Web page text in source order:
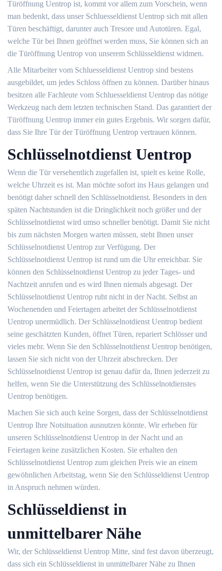
Türöffnung Uentrop ist, kommt vor allem zum Vorschein, wenn
man bedenkt, dass unser Schluesseldienst Uentrop sich mit allen
Türen beschäftigt, darunter auch Tresore und Autotüren. Egal,
welche Tür bei Ihnen geöffnet werden muss, Sie können sich an
die Türöffnung Uentrop von unserem Schlüsseldienst widmen.
Alle Mitarbeiter vom Schluesseldienst Uentrop sind bestens
ausgebildet, um jedes Schloss öffnen zu können. Darüber hinaus
besitzen alle Fachleute vom Schluesseldienst Uentrop das nötige
Werkzeug nach dem letzten technischen Stand. Das garantiert der
Türöffnung Uentrop immer ein gutes Ergebnis. Wir sorgen dafür,
dass Sie Ihre Tür der Türöffnung Uentrop vertrauen können.
Schlüsselnotdienst Uentrop
Wenn die Tür versehentlich zugefallen ist, spielt es keine Rolle,
welche Uhrzeit es ist. Man möchte sofort ins Haus gelangen und
benötigt daher schnell den Schlüsselnotdienst. Besonders in den
späten Nachtstunden ist die Dringlichkeit noch größer und der
Schlüsselnotdienst wird umso schneller benötigt. Damit Sie nicht
bis zum nächsten Morgen warten müssen, steht Ihnen unser
Schlüsselnotdienst Uentrop zur Verfügung. Der
Schlüsselnotdienst Uentrop ist rund um die Uhr erreichbar. Sie
können den Schlüsselnotdienst Uentrop zu jeder Tages- und
Nachtzeit anrufen und es wird Ihnen niemals abgesagt. Der
Schlüsselnotdienst Uentrop ruht nicht in der Nacht. Selbst an
Wochenenden und Feiertagen arbeitet der Schlüsselnotdienst
Uentrop unermüdlich. Der Schlüsselnotdienst Uentrop bedient
seine geschätzten Kunden, öffnet Türen, repariert Schlösser und
vieles mehr. Wenn Sie den Schlüsselnotdienst Uentrop benötigen,
lassen Sie sich nicht von der Uhrzeit abschrecken. Der
Schlüsselnotdienst Uentrop ist genau dafür da, Ihnen jederzeit zu
helfen, wenn Sie die Unterstützung des Schlüsselnotdienstes
Uentrop benötigen.
Machen Sie sich auch keine Sorgen, dass der Schlüsselnotdienst
Uentrop Ihre Notsituation ausnutzen könnte. Wir erheben für
unseren Schlüsselnotdienst Uentrop in der Nacht und an
Feiertagen keine zusätzlichen Kosten. Sie erhalten den
Schlüsselnotdienst Uentrop zum gleichen Preis wie an einem
gewöhnlichen Arbeitstag, wenn Sie den Schlüsseldienst Uentrop
in Anspruch nehmen würden.
Schlüsseldienst in
unmittelbarer Nähe
Wir, der Schlüsseldienst Uentrop Mitte, sind fest davon überzeugt,
dass sich ein Schlüsseldienst in unmittelbarer Nähe zu Ihnen